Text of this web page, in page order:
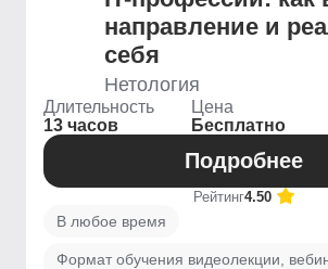
направление и
себя
Нетология
Длительность
13 часов
Цена
Бесплатно
Подробнее
Рейтинг4.50
В любое время
Формат обучения видеолекции,